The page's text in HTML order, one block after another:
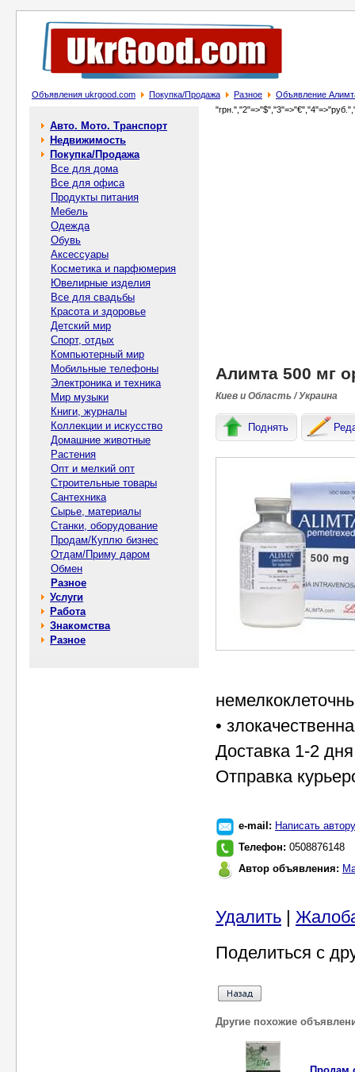
Объявления ukrgood.com Покупка/Продажа Разное Объявление
Авто. Мото. Транспорт
Недвижимость
Покупка/Продажа
Все для дома
Все для офиса
Продукты питания
Мебель
Одежда
Обувь
Аксессуары
Косметика и парфюмерия
Ювелирные изделия
Все для свадьбы
Красота и здоровье
Детский мир
Спорт, отдых
Компьютерный мир
Мобильные телефоны
Электроника и техника
Мир музыки
Книги, журналы
Коллекции и искусство
Домашние животные
Растения
Опт и мелкий опт
Строительные товары
Сантехника
Сырье, материалы
Станки, оборудование
Продам/Куплю бизнес
Отдам/Приму даром
Обмен
Разное
Услуги
Работа
Знакомства
Разное
Алимта 500 мг
Киев и Область / Украина
Поднять
•
Доставка 1-2 дня
Отправка
e-mail: Написать автору
Телефон: 0508876148
Автор объявления:
Удалить |
Поделиться с
Другие похожие